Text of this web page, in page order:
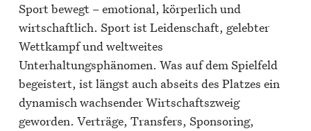
Sport bewegt – emotional, körperlich und
wirtschaftlich. Sport ist Leidenschaft, gelebter
Wettkampf und weltweites
Unterhaltungsphänomen. Was auf dem Spielfeld
begeistert, ist längst auch abseits des Platzes ein
dynamisch wachsender Wirtschaftszweig
geworden. Verträge, Transfers, Sponsoring,